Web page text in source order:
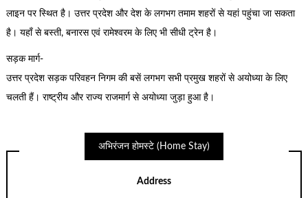
लाइन पर स्थित है। उत्तर प्रदेश और देश के लगभग तमाम शहरों से यहां पहुंचा जा सकता
है। यहाँ से बस्ती, बनारस एवं रामेश्वरम के लिए भी सीधी ट्रेन है।
सड़क मार्ग-
उत्तर प्रदेश सड़क परिवहन निगम की बसें लगभग सभी प्रमुख शहरों से अयोध्या के लिए
चलती हैं। राष्ट्रीय और राज्य राजमार्ग से अयोध्या जुड़ा हुआ है।
अभिरंजन होमस्टे (Home Stay)
Address